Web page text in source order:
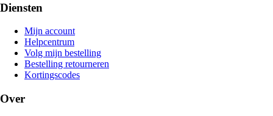
Diensten
Mijn account
Helpcentrum
Volg mijn bestelling
Bestelling retourneren
Kortingscodes
Over